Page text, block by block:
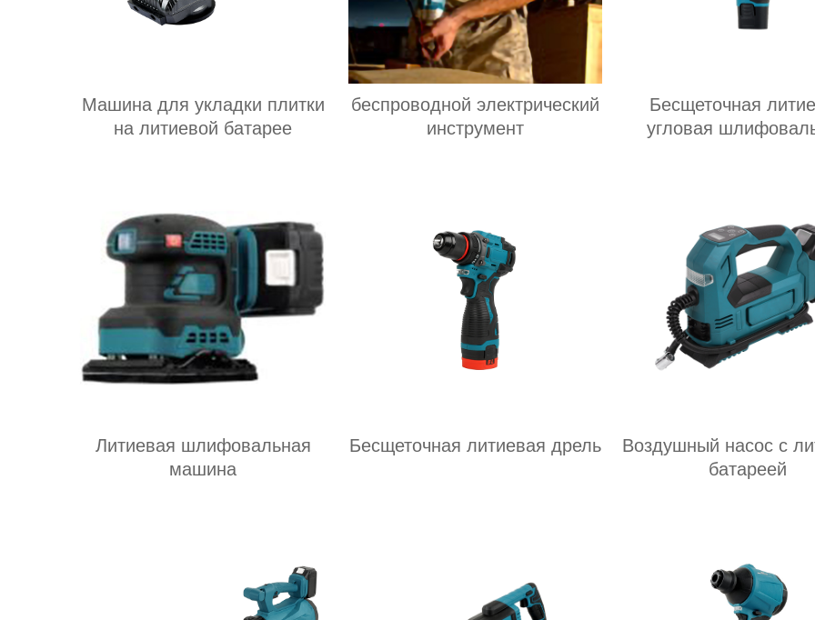
Машина для укладки плитки
на литиевой батарее
беспроводной электрический
инструмент
Бесщеточная
угловая
Литиевая шлифовальная
машина
Бесщеточная литиевая дрель
Воздушный насос с
батареей